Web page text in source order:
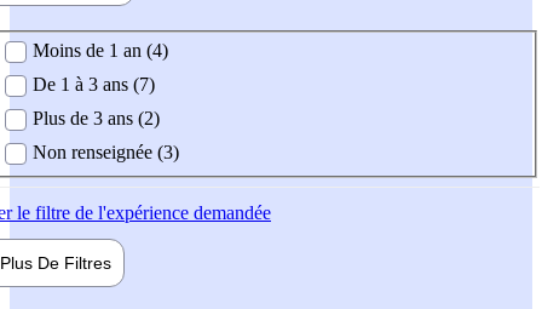
demandée
Moins de 1 an (4)
De 1 à 3 ans (7)
Plus de 3 ans (2)
Non renseignée (3)
le filtre de l'expérience demandée
Plus De Filtres